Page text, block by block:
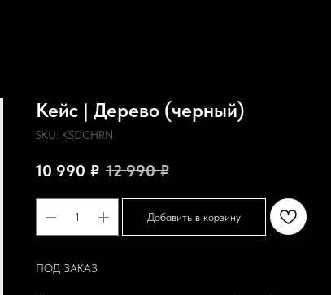
Кейс | Дерево (черный)
SKU: KSDCHRN
10 990 ₽ 12 990 ₽
Добавить в корзину
ПОД ЗАКАЗ